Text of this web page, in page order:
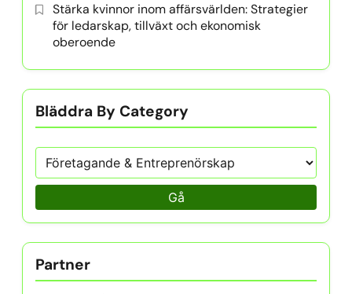
Stärka kvinnor inom affärsvärlden: Strategier
för ledarskap, tillväxt och ekonomisk
oberoende
Bläddra By Category
Gå
Partner